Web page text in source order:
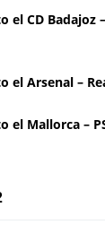
el CD Badajoz
el Arsenal –
el Mallorca –